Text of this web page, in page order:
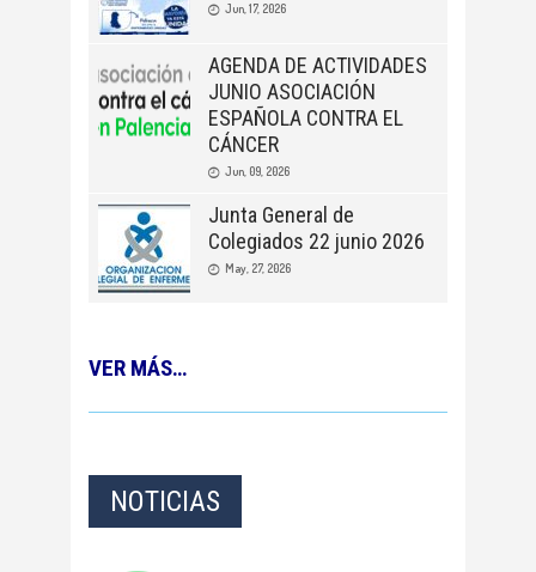
Jun, 17, 2026
AGENDA DE ACTIVIDADES
JUNIO ASOCIACIÓN
ESPAÑOLA CONTRA EL
CÁNCER
Jun, 09, 2026
Junta General de
Colegiados 22 junio 2026
May, 27, 2026
VER MÁS…
NOTICIAS